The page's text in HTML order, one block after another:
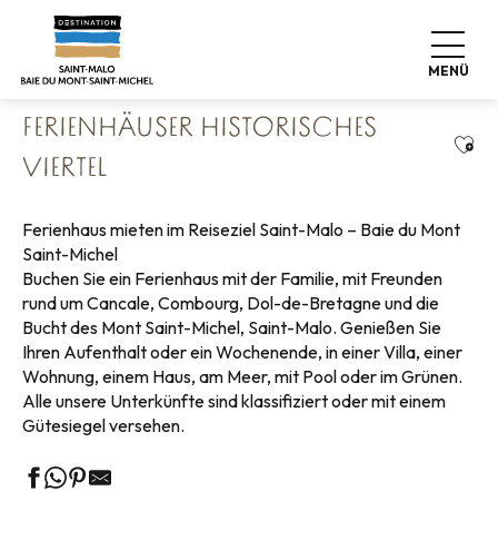
contenu
MENÜ
Startseite
Ferienhäuser
FERIENHÄUSER HISTORISCHES
VIERTEL
Ferienhaus mieten im Reiseziel Saint-Malo – Baie du Mont
Saint-Michel
Buchen Sie ein Ferienhaus mit der Familie, mit Freunden
rund um Cancale, Combourg, Dol-de-Bretagne und die
Bucht des Mont Saint-Michel, Saint-Malo. Genießen Sie
Ihren Aufenthalt oder ein Wochenende, in einer Villa, einer
Wohnung, einem Haus, am Meer, mit Pool oder im Grünen.
Alle unsere Unterkünfte sind klassifiziert oder mit einem
Gütesiegel versehen.